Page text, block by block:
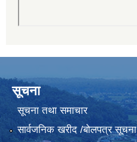
सूचना
सूचना तथा समाचार
सार्वजनिक खरीद /बोलपत्र सूचना